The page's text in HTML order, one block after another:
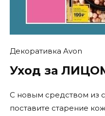
Декоративка Avon
Уход за
С новым средством из
поставите старение